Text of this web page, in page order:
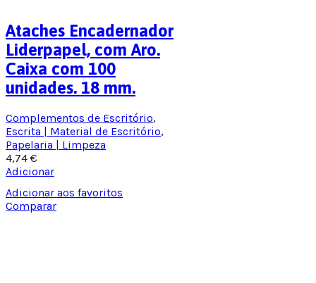
Adicionar aos favoritos
Comparar
Ataches Encadernador
Liderpapel, com Aro.
Caixa com 100
unidades. 18 mm.
Complementos de Escritório,
Escrita | Material de Escritório,
Papelaria | Limpeza
4,74 €
Adicionar